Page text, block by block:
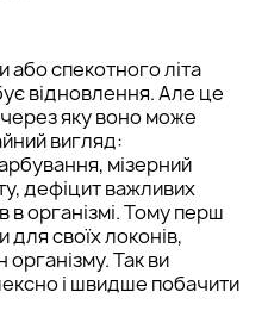
або спекотного літа
відновлення. Але це
яку воно може
вигляд:
мізерний
дефіцит важливих
в організмі. Тому перш
для своїх локонів,
організму. Так ви
і швидше побачити